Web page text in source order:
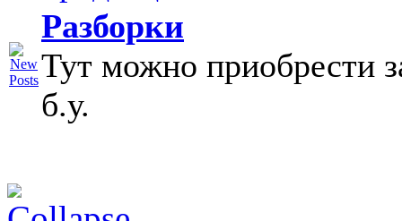
Разборки
Тут можно приобрести
б.у.